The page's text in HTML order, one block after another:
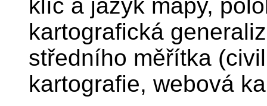
klíč a jazyk mapy,
kartografická
středního měřítka
kartografie, webová